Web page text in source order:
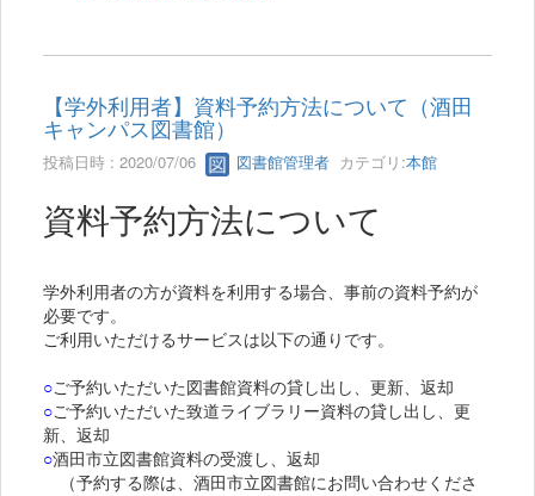
【学外利用者】資料予約方法について（酒田
キャンパス図書館）
投稿日時 : 2020/07/06 図書館管理者 カテゴリ:本館
資料予約方法について
学外利用者の方が資料を利用する場合、事前の資料予約が
必要です。
ご利用いただけるサービスは以下の通りです。
○ご予約いただいた図書館資料の貸し出し、更新、返却
○ご予約いただいた致道ライブラリー資料の貸し出し、更
新、返却
○酒田市立図書館資料の受渡し、返却
（予約する際は、酒田市立図書館にお問い合わせくださ